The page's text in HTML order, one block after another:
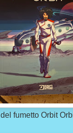
fumetto Orbit